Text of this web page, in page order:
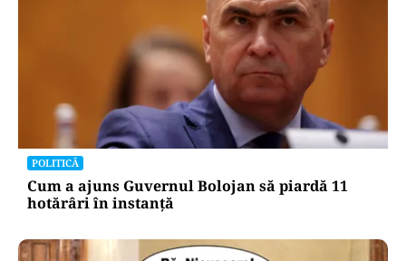
POLITICĂ
Cum a ajuns Guvernul Bolojan să piardă 11
hotărâri în instanță